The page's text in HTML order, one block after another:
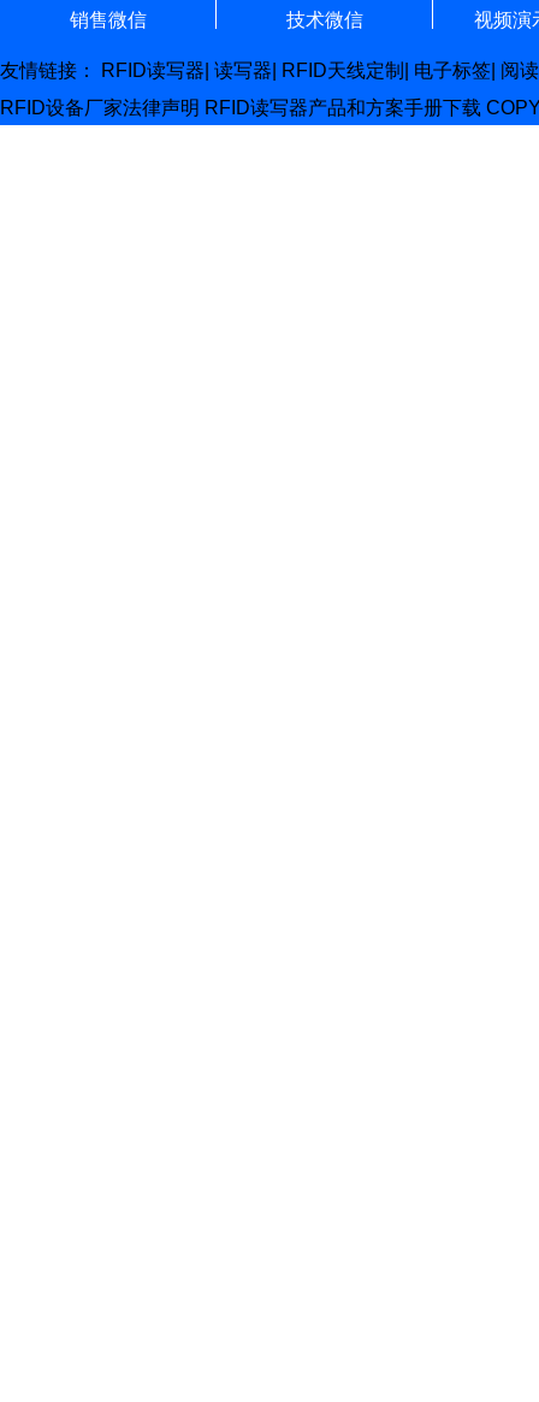
销售微信 技术微信 视频演
友情链接： RFID读写器 读写器 RFID天线定制 电子标签 阅
RFID设备厂家法律声明 RFID读写器产品和方案手册下载